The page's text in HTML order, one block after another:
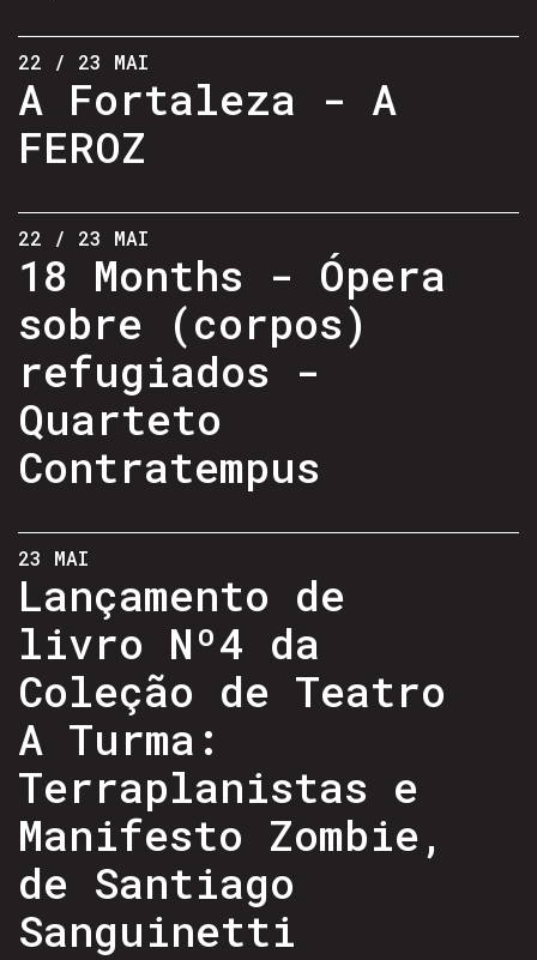
22 / 23 MAI
A Fortaleza - A
FEROZ
22 / 23 MAI
18 Months - Ópera
sobre (corpos)
refugiados -
Quarteto
Contratempus
23 MAI
Lançamento de
livro Nº4 da
Coleção de Teatro
A Turma:
Terraplanistas e
Manifesto Zombie,
de Santiago
Sanguinetti